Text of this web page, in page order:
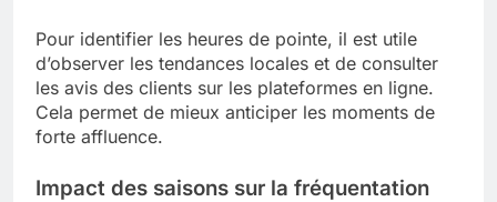
Pour identifier les heures de pointe, il est utile
d’observer les tendances locales et de consulter
les avis des clients sur les plateformes en ligne.
Cela permet de mieux anticiper les moments de
forte affluence.
Impact des saisons sur la fréquentation